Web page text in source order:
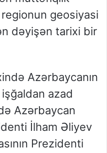
geosiyasi
dəyişən tarixi bir
Azərbaycanın
azad
Azərbaycan
İlham Əliyev
Prezidenti